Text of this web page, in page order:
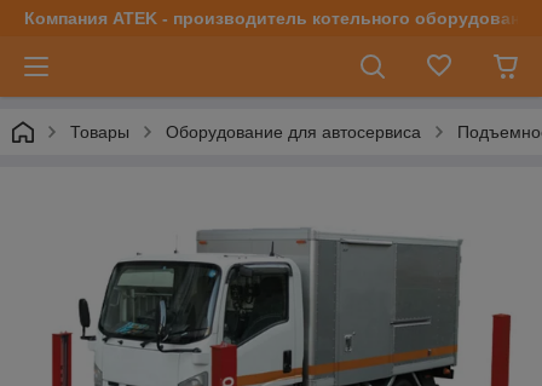
Компания ATEK - производитель котельного оборудования
Товары Оборудование для автосервиса